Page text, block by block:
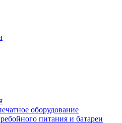
оборудование
питания и батареи